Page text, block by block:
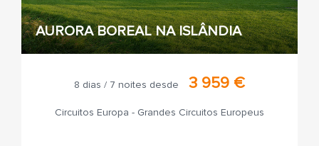
AURORA BOREAL NA ISLÂNDIA
8 dias / 7 noites desde 3 959 €
Circuitos Europa - Grandes Circuitos Europeus